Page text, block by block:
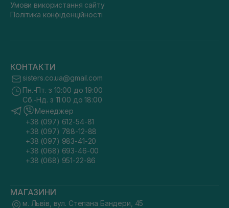
Умови використання сайту
Політика конфіденційності
КОНТАКТИ
sisters.co.ua@gmail.com
Пн.-Пт. з 10:00 до 19:00
Сб.-Нд. з 11:00 до 18:00
Менеджер
+38 (097) 612-54-81
+38 (097) 788-12-88
+38 (097) 983-41-20
+38 (068) 693-46-00
+38 (068) 951-22-86
МАГАЗИНИ
м. Львів, вул. Степана Бандери, 45